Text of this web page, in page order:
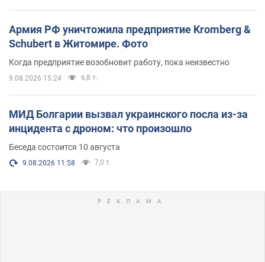
Армия РФ уничтожила предприятие Kromberg &
Schubert в Житомире. Фото
Когда предприятие возобновит работу, пока неизвестно
9.08.2026 15:24 6,8 т.
МИД Болгарии вызвал украинского посла из-за
инцидента с дроном: что произошло
Беседа состоится 10 августа
9.08.2026 11:58 7,0 т.